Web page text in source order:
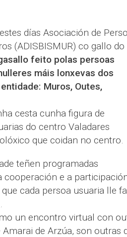
días Asociación de
(ADISBISMUR) co gallo do
feito polas persoas
máis lonxevas dos
Muros, Outes,
cesta cunha figura de
do centro Valadares
que coidan no centro.
teñen programadas
cooperación e a
cada persoa usuaria lle
un encontro virtual con
de Arzúa, son outras